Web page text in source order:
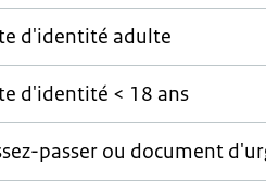
d'identité adulte
d'identité < 18 ans
passer ou document